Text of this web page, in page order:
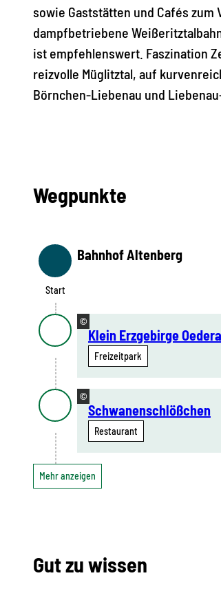
sowie Gaststätten und Cafés
dampfbetriebene
ist empfehlenswert. Faszination
reizvolle Müglitztal, auf
Börnchen-Liebenau und
Wegpunkte
Start
Start
Bahnhof Altenberg
©
Klein Erzgebirge
Freizeitpark
©
Schwanenschlößchen
Restaurant
Mehr anzeigen
Gut zu wissen